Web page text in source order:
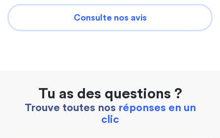
Consulte nos avis
Tu as des questions ?
Trouve toutes nos réponses en un
clic